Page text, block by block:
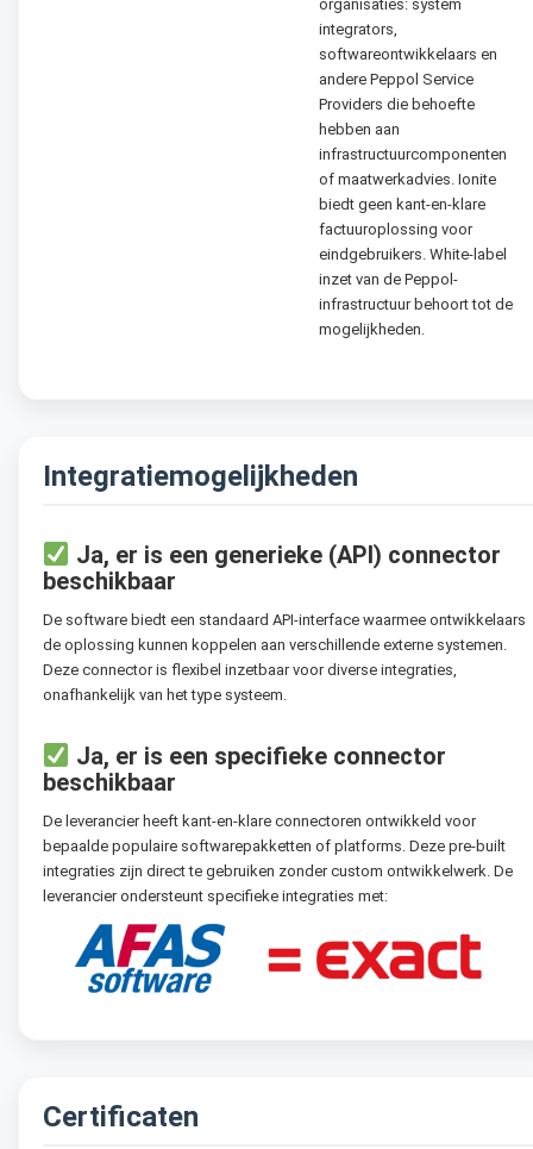
organisaties: system
integrators,
softwareontwikkelaars en
andere Peppol Service
Providers die behoefte
hebben aan
infrastructuurcomponenten
of maatwerkadvies. Ionite
biedt geen kant-en-klare
factuuroplossing voor
eindgebruikers. White-label
inzet van de Peppol-
infrastructuur behoort tot de
mogelijkheden.
Integratiemogelijkheden
Ja, er is een generieke (API) connector
beschikbaar
De software biedt een standaard API-interface waarmee ontwikkelaars
de oplossing kunnen koppelen aan verschillende externe systemen.
Deze connector is flexibel inzetbaar voor diverse integraties,
onafhankelijk van het type systeem.
Ja, er is een specifieke connector
beschikbaar
De leverancier heeft kant-en-klare connectoren ontwikkeld voor
bepaalde populaire softwarepakketten of platforms. Deze pre-built
integraties zijn direct te gebruiken zonder custom ontwikkelwerk. De
leverancier ondersteunt specifieke integraties met:
Certificaten